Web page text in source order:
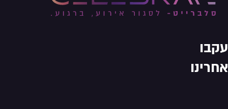
עקבו
אחרינו